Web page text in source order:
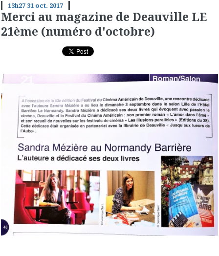
13h27 31 oct. 2017
Merci au magazine de Deauville LE
21ème (numéro d'octobre)